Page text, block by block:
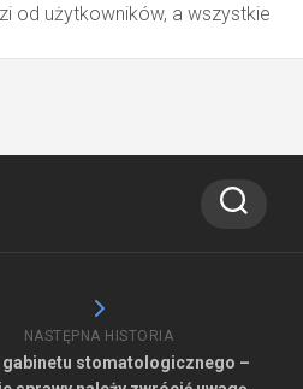
od użytkowników, a wszystkie
NASTĘPNA HISTORIA
gabinetu stomatologicznego –